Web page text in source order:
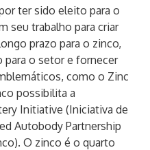
ter sido eleito para o
seu trabalho para criar
prazo para o zinco,
para o setor e fornecer
como o Zinc
possibilita a
Initiative (Iniciativa de
Autobody Partnership
O zinco é o quarto